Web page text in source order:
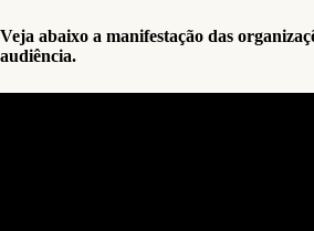
Veja abaixo a manifestação das
audiência.